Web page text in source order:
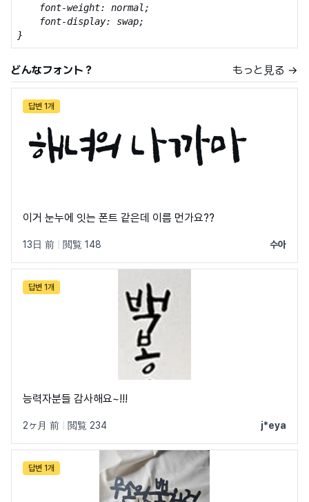
    font-weight: normal;
    font-display: swap;
}
どんなフォント？ もっと見る →
답변 1개
이거 눈누에 잇는 폰트 같은데 이름 먼가요??
13日 前 閲覧 148 수아
답변 1개
능력자분들 감사해요~!!!
2ヶ月 前 閲覧 234 j*eya
답변 1개